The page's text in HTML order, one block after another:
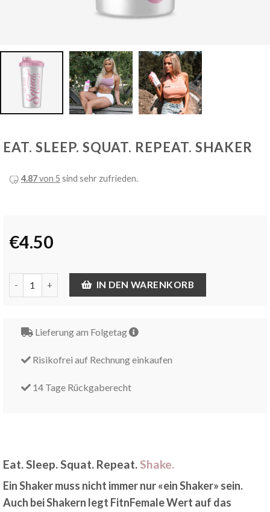
EAT. SLEEP. SQUAT. REPEAT. SHAKER
4.87von 5 sind sehr zufrieden.
€4.50
Eat. Sleep. Squat. Repeat. Shaker Menge
IN DEN WARENKORB
Lieferung am Folgetag
Risikofrei auf Rechnung einkaufen
14 Tage Rückgaberecht
Eat. Sleep. Squat. Repeat. Shake.
Ein Shaker muss nicht immer nur «ein Shaker» sein.
Auch bei Shakern legt FitnFemale Wert auf das